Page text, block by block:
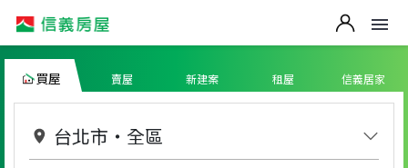
買屋 賣屋 新建案 租屋 信義居家
台北市 ・ 全區